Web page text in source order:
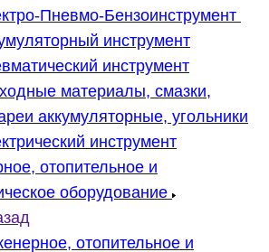
Пневмо-Бензоинструмент
инструмент
инструмент
материалы, смазки,
аккумуляторные, угольники
инструмент
отопительное и
оборудование
отопительное и